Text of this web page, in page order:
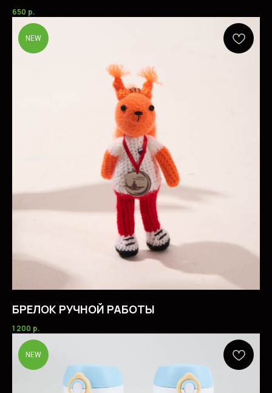
650 р.
NEW
БРЕЛОК РУЧНОЙ РАБОТЫ
1 200 р.
NEW